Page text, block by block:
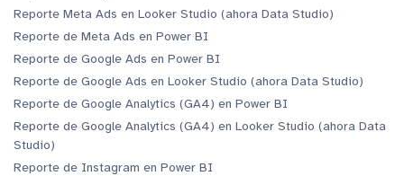
Reporte Meta Ads en Looker Studio (ahora Data Studio)
Reporte de Meta Ads en Power BI
Reporte de Google Ads en Power BI
Reporte de Google Ads en Looker Studio (ahora Data Studio)
Reporte de Google Analytics (GA4) en Power BI
Reporte de Google Analytics (GA4) en Looker Studio (ahora Data
Studio)
Reporte de Instagram en Power BI